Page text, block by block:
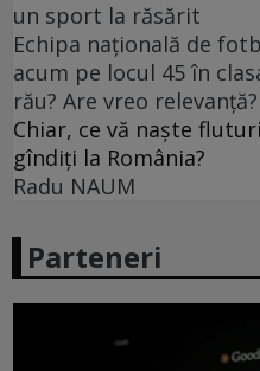
un sport la răsărit
Echipa națională de
acum pe locul 45 în
rău? Are vreo relevanță?
Chiar, ce vă naște
gîndiți la România?
Radu NAUM
Parteneri